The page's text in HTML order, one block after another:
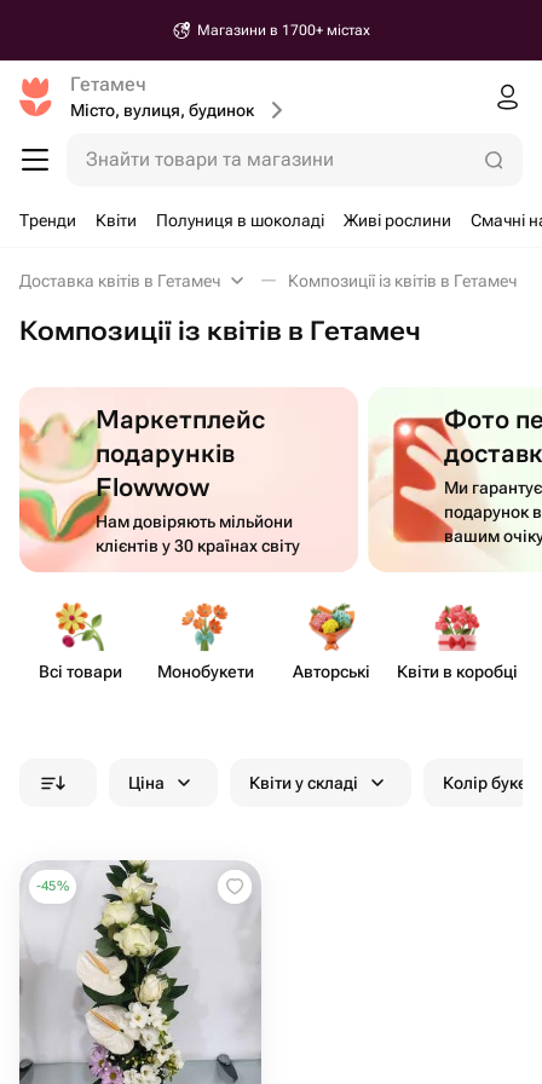
Магазини в 1700+ містах
Гетамеч
Місто, вулиця, будинок
Знайти товари та магазини
Тренди Квіти Полуниця в шоколаді Живі рослини Смачні
Доставка квітів в Гетамеч Композиції із квітів в Гетамеч
Композиції із квітів в Гетамеч
Маркетплейс
подарунків
Flowwow
Нам довіряють мільйони
клієнтів у 30 країнах світу
Фото
Ми
подарунок
вашим
Всі товари Моно​букети Авторські Квіти в коробці
Ціна Квіти у складі Колір
-45%